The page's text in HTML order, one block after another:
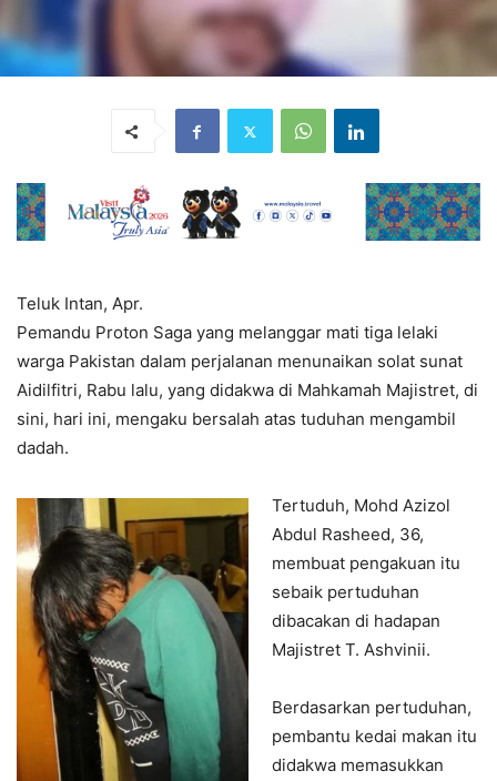
Teluk Intan, Apr.
Pemandu Proton Saga yang melanggar mati tiga lelaki
warga Pakistan dalam perjalanan menunaikan solat sunat
Aidilfitri, Rabu lalu, yang didakwa di Mahkamah Majistret, di
sini, hari ini, mengaku bersalah atas tuduhan mengambil
dadah.
Tertuduh, Mohd Azizol
Abdul Rasheed, 36,
membuat pengakuan itu
sebaik pertuduhan
dibacakan di hadapan
Majistret T. Ashvinii.
Berdasarkan pertuduhan,
pembantu kedai makan itu
didakwa memasukkan